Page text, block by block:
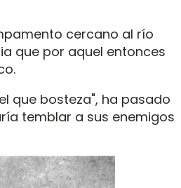
cercano al río
que por aquel entonces
que bosteza", ha pasado
temblar a sus enemigos